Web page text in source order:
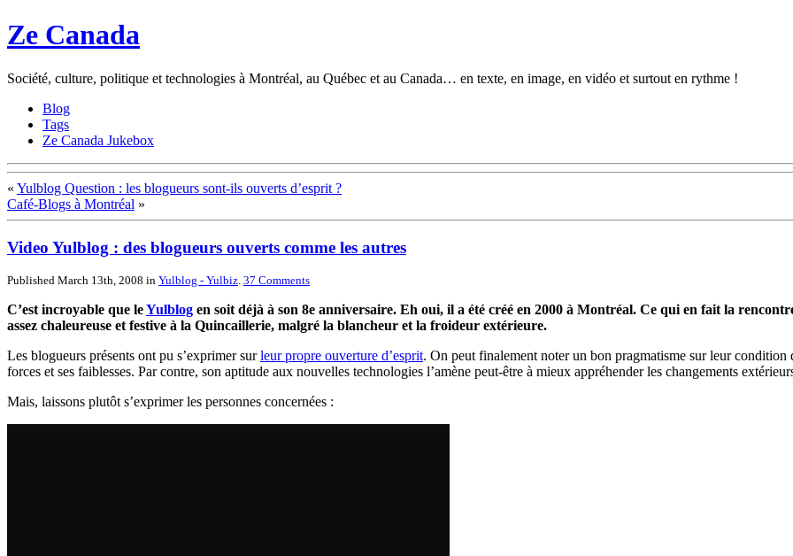
Ze Canada
Société, culture, politique et technologies à Montréal, au Québec et au Canada… en texte, en image, en vidéo et surtout en rythme !
Blog
Tags
Ze Canada Jukebox
« Yulblog Question : les blogueurs sont-ils ouverts d’esprit ?
Café-Blogs à Montréal »
Video Yulblog : des blogueurs ouverts comme les autres
Published March 13th, 2008 in Yulblog - Yulbiz. 37 Comments
C’est incroyable que leYulblog en soit déjà à son 8e anniversaire. Eh oui, il a été créé en 2000 à Montréal. Ce qui en fait la
assez chaleureuse et festive à la Quincaillerie, malgré la blancheur et la froideur extérieure.
Les blogueurs présents ont pu s’exprimer surleur propre ouverture d’esprit. On peut finalement noter un bon pragmatisme sur leur condition
forces et ses faiblesses. Par contre, son aptitude aux nouvelles technologies l’amène peut-être à mieux appréhender les changements
Mais, laissons plutôt s’exprimer les personnes concernées :